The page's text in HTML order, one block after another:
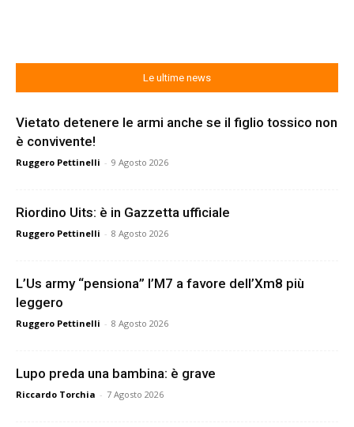
Le ultime news
Vietato detenere le armi anche se il figlio tossico non
è convivente!
Ruggero Pettinelli - 9 Agosto 2026
Riordino Uits: è in Gazzetta ufficiale
Ruggero Pettinelli - 8 Agosto 2026
L’Us army “pensiona” l’M7 a favore dell’Xm8 più
leggero
Ruggero Pettinelli - 8 Agosto 2026
Lupo preda una bambina: è grave
Riccardo Torchia - 7 Agosto 2026